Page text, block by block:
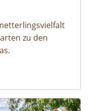
zu den
Five im Weinviertel